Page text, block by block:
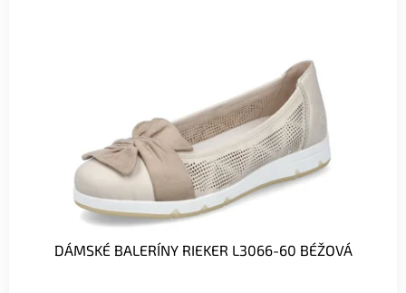
DÁMSKÉ BALERÍNY RIEKER L3066-60 BÉŽOVÁ